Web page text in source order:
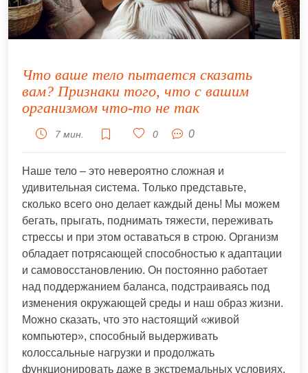
Что ваше тело пытается сказать
вам? Признаки того, что с вашим
организмом что-то не так
7 мин. 0 0
Наше тело – это невероятно сложная и
удивительная система. Только представьте,
сколько всего оно делает каждый день! Мы можем
бегать, прыгать, поднимать тяжести, переживать
стрессы и при этом оставаться в строю. Организм
обладает потрясающей способностью к адаптации
и самовосстановлению. Он постоянно работает
над поддержанием баланса, подстраиваясь под
изменения окружающей среды и наш образ жизни.
Можно сказать, что это настоящий «живой
компьютер», способный выдерживать
колоссальные нагрузки и продолжать
функционировать даже в экстремальных условиях.